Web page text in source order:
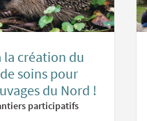
la création du
soins pour
du Nord !
participatifs